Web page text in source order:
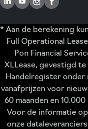
* Aan de berekening
Full Operational
Pon Financial
XLLease, gevestigd
Handelregister onder
vanafprijzen voor
60 maanden en
Voor de informatie op
onze